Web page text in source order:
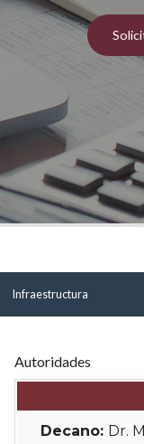
Infraestructura
Autoridades
Decano: Dr.